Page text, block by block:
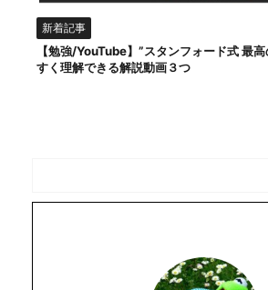
新着記事
【勉強/YouTube】”スタンフォード式 最
すく理解できる解説動画３つ